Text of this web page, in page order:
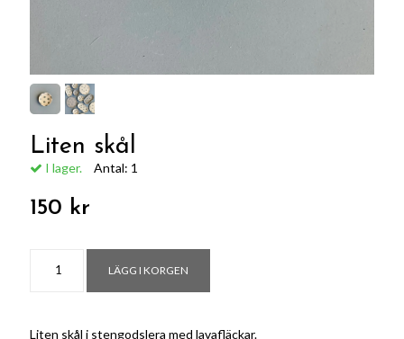
Liten skål
I lager. Antal: 1
150 kr
LÄGG I KORGEN
Liten skål i stengodslera med lavafläckar.